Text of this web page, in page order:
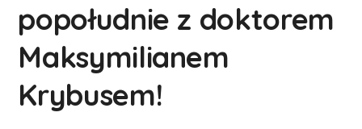
popołudnie z doktorem
Maksymilianem
Krybusem!